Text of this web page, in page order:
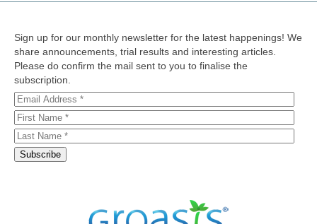
Sign up for our monthly newsletter for the latest happenings! We
share announcements, trial results and interesting articles.
Please do confirm the mail sent to you to finalise the
subscription.